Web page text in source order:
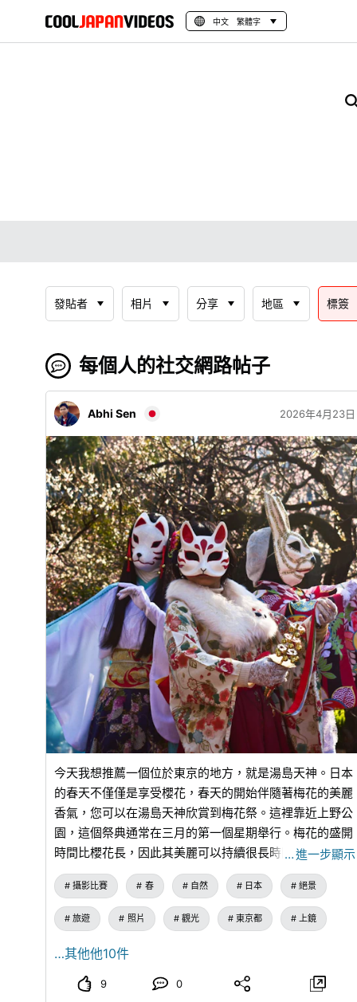
中文 繁體字
發貼者 相片 分享 地區 標簽
每個人的社交網路帖子
Abhi Sen 2026年4月23日
今天我想推薦一個位於東京的地方，就是湯島天神。日本
的春天不僅僅是享受櫻花，春天的開始伴隨著梅花的美麗
香氣，您可以在湯島天神欣賞到梅花祭。這裡靠近上野公
園，這個祭典通常在三月的第一個星期舉行。梅花的盛開
時間比櫻花長，因此其美麗可以持續很長時間。大約有
300棵梅花樹遍佈在寺廟的範圍內，每天都有許多遊客來
訪。此外，在這個祭典期間，假日期間還會在寺廟的場地
舉辦各種文化活動。
…進一步顯示
攝影比賽 春 自然 日本 絕景
旅遊 照片 觀光 東京都 上鏡
…其他他10件
9 0